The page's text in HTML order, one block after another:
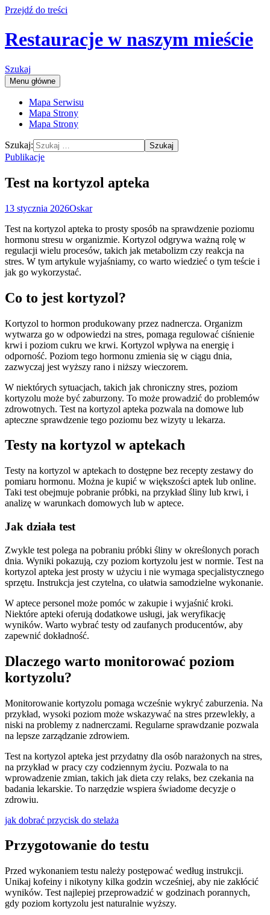
Przejdź do treści
Restauracje w naszym mieście
Szukaj
Menu główne
Mapa Serwisu
Mapa Strony
Mapa Strony
Szukaj:
Publikacje
Test na kortyzol apteka
13 stycznia 2026Oskar
Test na kortyzol apteka to prosty sposób na sprawdzenie poziomu
hormonu stresu w organizmie. Kortyzol odgrywa ważną rolę w
regulacji wielu procesów, takich jak metabolizm czy reakcja na
stres. W tym artykule wyjaśniamy, co warto wiedzieć o tym teście i
jak go wykorzystać.
Co to jest kortyzol?
Kortyzol to hormon produkowany przez nadnercza. Organizm
wytwarza go w odpowiedzi na stres, pomaga regulować ciśnienie
krwi i poziom cukru we krwi. Kortyzol wpływa na energię i
odporność. Poziom tego hormonu zmienia się w ciągu dnia,
zazwyczaj jest wyższy rano i niższy wieczorem.
W niektórych sytuacjach, takich jak chroniczny stres, poziom
kortyzolu może być zaburzony. To może prowadzić do problemów
zdrowotnych. Test na kortyzol apteka pozwala na domowe lub
apteczne sprawdzenie tego poziomu bez wizyty u lekarza.
Testy na kortyzol w aptekach
Testy na kortyzol w aptekach to dostępne bez recepty zestawy do
pomiaru hormonu. Można je kupić w większości aptek lub online.
Taki test obejmuje pobranie próbki, na przykład śliny lub krwi, i
analizę w warunkach domowych lub w aptece.
Jak działa test
Zwykle test polega na pobraniu próbki śliny w określonych porach
dnia. Wyniki pokazują, czy poziom kortyzolu jest w normie. Test na
kortyzol apteka jest prosty w użyciu i nie wymaga specjalistycznego
sprzętu. Instrukcja jest czytelna, co ułatwia samodzielne wykonanie.
W aptece personel może pomóc w zakupie i wyjaśnić kroki.
Niektóre apteki oferują dodatkowe usługi, jak weryfikację
wyników. Warto wybrać testy od zaufanych producentów, aby
zapewnić dokładność.
Dlaczego warto monitorować poziom
kortyzolu?
Monitorowanie kortyzolu pomaga wcześnie wykryć zaburzenia. Na
przykład, wysoki poziom może wskazywać na stres przewlekły, a
niski na problemy z nadnerczami. Regularne sprawdzanie pozwala
na lepsze zarządzanie zdrowiem.
Test na kortyzol apteka jest przydatny dla osób narażonych na stres,
na przykład w pracy czy codziennym życiu. Pozwala to na
wprowadzenie zmian, takich jak dieta czy relaks, bez czekania na
badania lekarskie. To narzędzie wspiera świadome decyzje o
zdrowiu.
jak dobrać przycisk do stelaża
Przygotowanie do testu
Przed wykonaniem testu należy postępować według instrukcji.
Unikaj kofeiny i nikotyny kilka godzin wcześniej, aby nie zakłócić
wyników. Test najlepiej przeprowadzić w godzinach porannych,
gdy poziom kortyzolu jest naturalnie wyższy.